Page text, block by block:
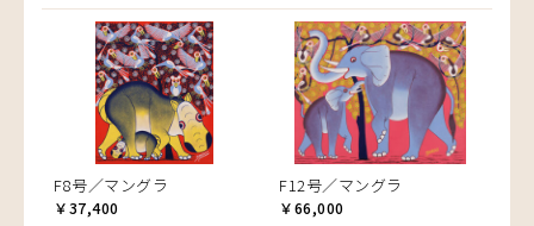
F8号／マングラ
￥37,400
F12号／マングラ
￥66,000